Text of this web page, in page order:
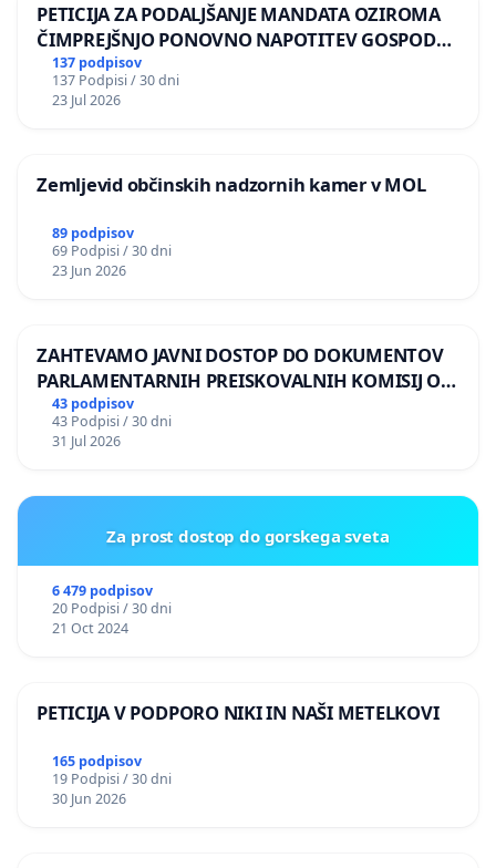
PETICIJA ZA PODALJŠANJE MANDATA OZIROMA
ČIMPREJŠNJO PONOVNO NAPOTITEV GOSPODA
BERNARDA ŠRAJNERJA NA VELEPOSLANIŠTVO
REPUBLIKE SLOVENIJE V MOSKVI
137 podpisov
137 Podpisi / 30 dni
23 Jul 2026
Zemljevid občinskih nadzornih kamer v MOL
89 podpisov
69 Podpisi / 30 dni
23 Jun 2026
ZAHTEVAMO JAVNI DOSTOP DO DOKUMENTOV
PARLAMENTARNIH PREISKOVALNIH KOMISIJ O
ILEGALNI TRGOVINI Z OROŽJEM
43 podpisov
43 Podpisi / 30 dni
31 Jul 2026
Za prost dostop do gorskega sveta
6 479 podpisov
20 Podpisi / 30 dni
21 Oct 2024
PETICIJA V PODPORO NIKI IN NAŠI METELKOVI
165 podpisov
19 Podpisi / 30 dni
30 Jun 2026